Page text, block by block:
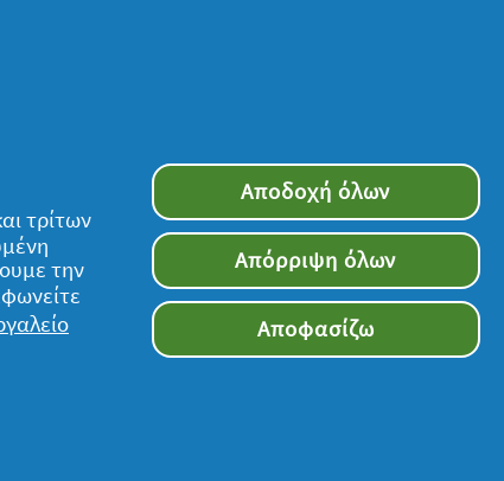
τρίτων
την
Αποδοχή όλων
Απόρριψη όλων
Αποφασίζω